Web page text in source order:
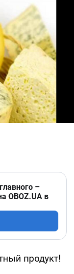
–
OBOZ.UA в
продукт!